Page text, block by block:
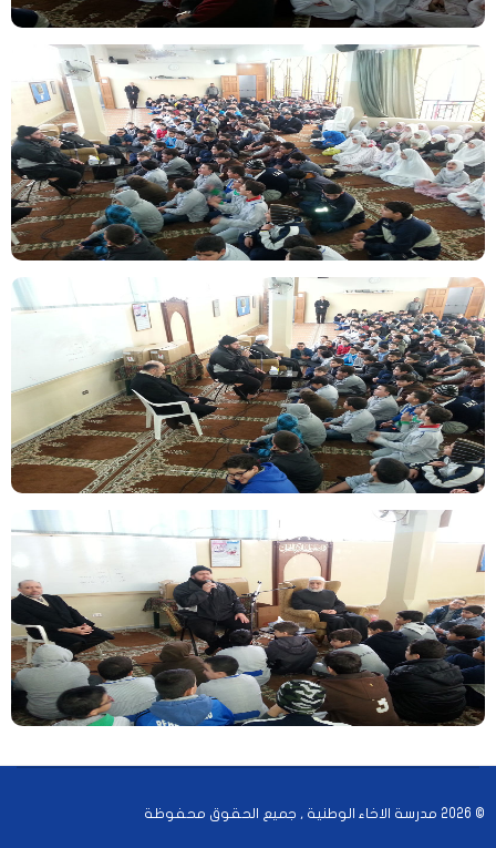
© 2026 مدرسة الاخاء الوطنية , جميع الحقوق محفوظة